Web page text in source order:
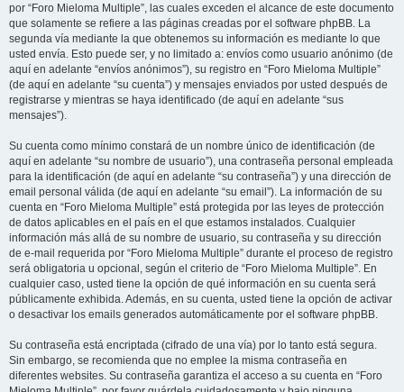
por “Foro Mieloma Multiple”, las cuales exceden el alcance de este documento
que solamente se refiere a las páginas creadas por el software phpBB. La
segunda vía mediante la que obtenemos su información es mediante lo que
usted envía. Esto puede ser, y no limitado a: envíos como usuario anónimo (de
aquí en adelante “envíos anónimos”), su registro en “Foro Mieloma Multiple”
(de aquí en adelante “su cuenta”) y mensajes enviados por usted después de
registrarse y mientras se haya identificado (de aquí en adelante “sus
mensajes”).
Su cuenta como mínimo constará de un nombre único de identificación (de
aquí en adelante “su nombre de usuario”), una contraseña personal empleada
para la identificación (de aquí en adelante “su contraseña”) y una dirección de
email personal válida (de aquí en adelante “su email”). La información de su
cuenta en “Foro Mieloma Multiple” está protegida por las leyes de protección
de datos aplicables en el país en el que estamos instalados. Cualquier
información más allá de su nombre de usuario, su contraseña y su dirección
de e-mail requerida por “Foro Mieloma Multiple” durante el proceso de registro
será obligatoria u opcional, según el criterio de “Foro Mieloma Multiple”. En
cualquier caso, usted tiene la opción de qué información en su cuenta será
públicamente exhibida. Además, en su cuenta, usted tiene la opción de activar
o desactivar los emails generados automáticamente por el software phpBB.
Su contraseña está encriptada (cifrado de una vía) por lo tanto está segura.
Sin embargo, se recomienda que no emplee la misma contraseña en
diferentes websites. Su contraseña garantiza el acceso a su cuenta en “Foro